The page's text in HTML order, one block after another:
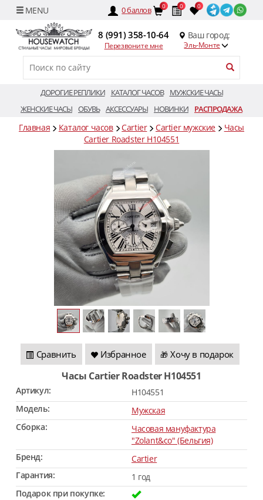
0баллов 0 0 0
8 (991) 358-10-64
Перезвоните мне
Ваш город:
Эль-Монте
ДОРОГИЕ РЕПЛИКИ КАТАЛОГ ЧАСОВ
МУЖСКИЕ ЧАСЫ
ЖЕНСКИЕ ЧАСЫ ОБУВЬ АКСЕССУАРЫ НОВИНКИ РАСПРОДАЖА
Главная Каталог часов Cartier Cartier мужские
Часы
Cartier Roadster H104551
Сравнить Избранное 🎁 Хочу в подарок
Часы Cartier Roadster H104551
Артикул:
H104551
Модель:
Мужская
Сборка:
Часовая мануфактура
"Zolant&co" (Бельгия)
Бренд:
Cartier
Гарантия:
1 год
Подарок при покупке: